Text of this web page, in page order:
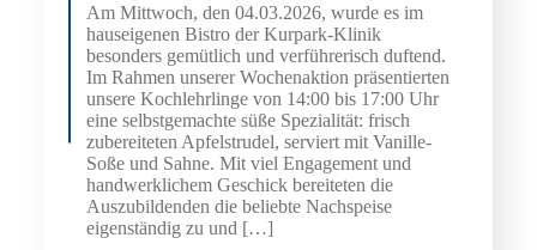
Am Mittwoch, den 04.03.2026, wurde es im
hauseigenen Bistro der Kurpark-Klinik
besonders gemütlich und verführerisch duftend.
Im Rahmen unserer Wochenaktion präsentierten
unsere Kochlehrlinge von 14:00 bis 17:00 Uhr
eine selbstgemachte süße Spezialität: frisch
zubereiteten Apfelstrudel, serviert mit Vanille-
Soße und Sahne. Mit viel Engagement und
handwerklichem Geschick bereiteten die
Auszubildenden die beliebte Nachspeise
eigenständig zu und […]